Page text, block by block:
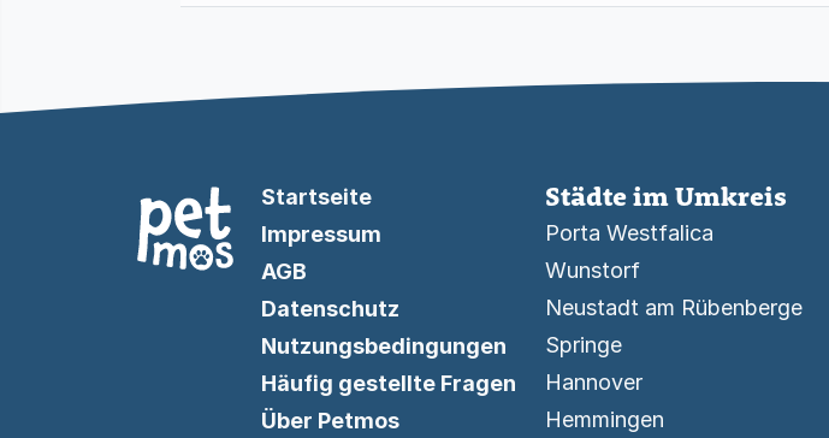
Startseite
Impressum
AGB
Datenschutz
Nutzungsbedingungen
Häufig gestellte Fragen
Über Petmos
Städte im Umkreis
Porta Westfalica
Wunstorf
Neustadt am Rübenberge
Springe
Hannover
Hemmingen